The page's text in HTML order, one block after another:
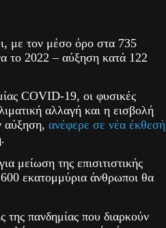
ι, με τον μέσο όρο στα 735
το 2022 – αύξηση κατά 122
COVID-19, οι φυσικές
αλλαγή και η εισβολή
αύξηση,ανέφερε σε νέα έκθεσή
μείωση της επισιτιστικής
εκατομμύρια άνθρωποι θα
της πανδημίας που διαρκούν